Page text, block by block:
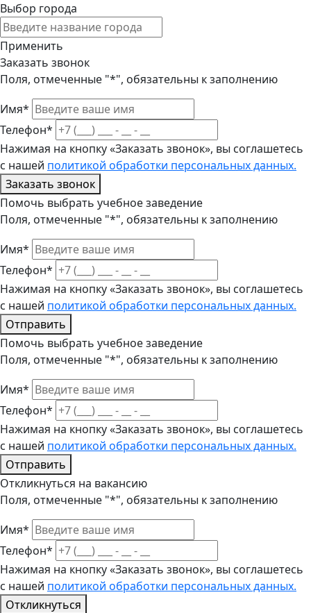
Выбор города
Применить
Заказать звонок
Поля, отмеченные "*", обязательны к заполнению
Имя*
Телефон*
Нажимая на кнопку «Заказать звонок», вы соглашетесь
с нашей политикой обработки персональных данных.
Заказать звонок
Помочь выбрать учебное заведение
Поля, отмеченные "*", обязательны к заполнению
Имя*
Телефон*
Нажимая на кнопку «Заказать звонок», вы соглашетесь
с нашей политикой обработки персональных данных.
Отправить
Помочь выбрать учебное заведение
Поля, отмеченные "*", обязательны к заполнению
Имя*
Телефон*
Нажимая на кнопку «Заказать звонок», вы соглашетесь
с нашей политикой обработки персональных данных.
Отправить
Откликнуться на вакансию
Поля, отмеченные "*", обязательны к заполнению
Имя*
Телефон*
Нажимая на кнопку «Заказать звонок», вы соглашетесь
с нашей политикой обработки персональных данных.
Откликнуться